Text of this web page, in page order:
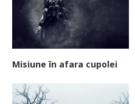
Misiune în afara cupolei